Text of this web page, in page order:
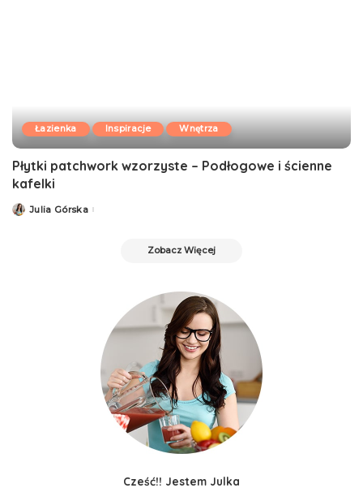
Łazienka Inspiracje Wnętrza
Płytki patchwork wzorzyste – Podłogowe i ścienne
kafelki
Julia Górska
Zobacz Więcej
Cześć!! Jestem Julka